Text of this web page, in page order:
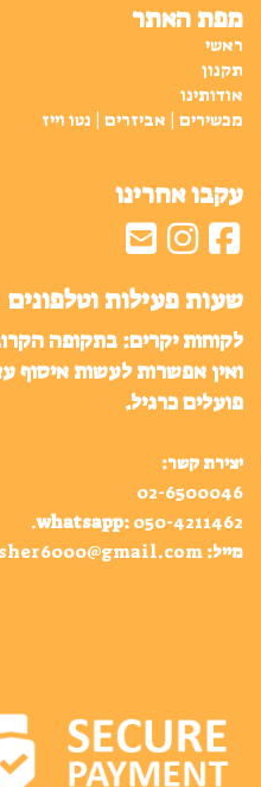
מפת האתר
ראשי
תקנון
אודותינו
מכשירים | אביזרים | נטו וייז
עקבו אחרינו
שעות פעילות וטלפונים
לקוחות יקרים: בתקופה
ואין אפשרות לעשות איסוף
פועלים כרגיל.
יצירת קשר:
02-6500046
whatsapp: 050-4211462
.
מייל: